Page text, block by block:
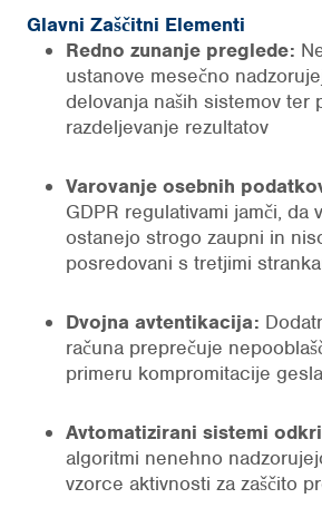
Glavni Zaščitni Elementi
Redno zunanje preglede:
ustanove mesečno
delovanja naših sistemov ter
razdeljevanje rezultatov
Varovanje osebnih
GDPR regulativami jamči, da
ostanejo strogo zaupni in
posredovani s tretjimi
Dvojna avtentikacija:
računa preprečuje
primeru kompromitacije gesla
Avtomatizirani sistemi
algoritmi nenehno
vzorce aktivnosti za zaščito